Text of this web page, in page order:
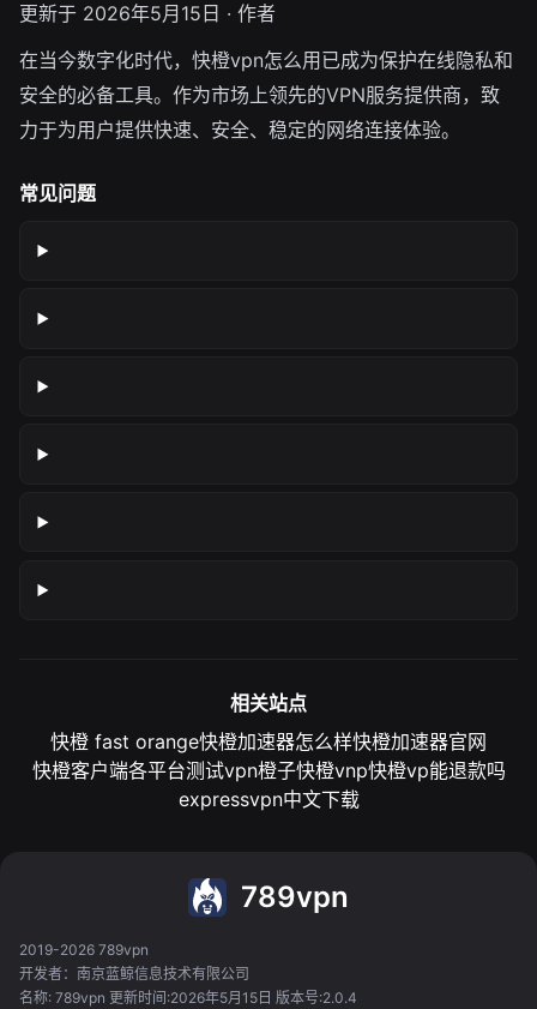
更新于 2026年5月15日 · 作者
在当今数字化时代，快橙vpn怎么用已成为保护在线隐私和
安全的必备工具。作为市场上领先的VPN服务提供商，致
力于为用户提供快速、安全、稳定的网络连接体验。
常见问题
相关站点
快橙 fast orange快橙加速器怎么样快橙加速器官网
快橙客户端各平台测试vpn橙子快橙vnp快橙vp能退款吗
expressvpn中文下载
789vpn
2019-2026 789vpn
开发者：南京蓝鲸信息技术有限公司
名称: 789vpn 更新时间:2026年5月15日 版本号:2.0.4